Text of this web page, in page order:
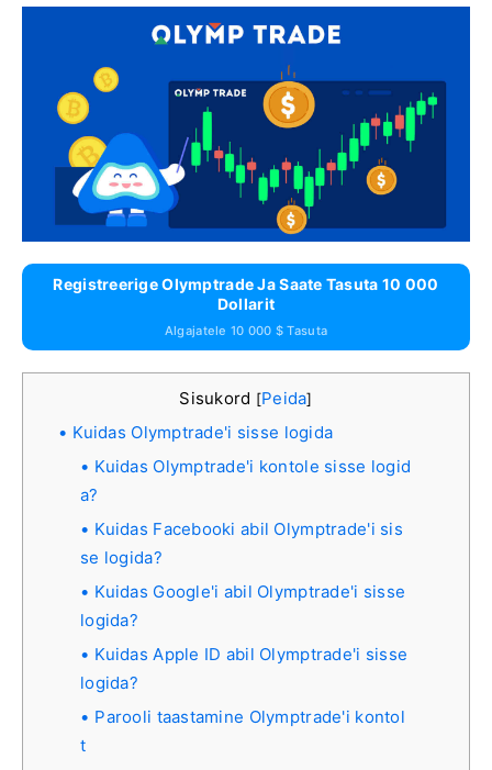
Registreerige Olymptrade Ja Saate Tasuta 10 000
Dollarit
Algajatele 10 000 $ Tasuta
Sisukord [Peida]
Kuidas Olymptrade'i sisse logida
Kuidas Olymptrade'i kontole sisse logid
a?
Kuidas Facebooki abil Olymptrade'i sis
se logida?
Kuidas Google'i abil Olymptrade'i sisse
logida?
Kuidas Apple ID abil Olymptrade'i sisse
logida?
Parooli taastamine Olymptrade'i kontol
t